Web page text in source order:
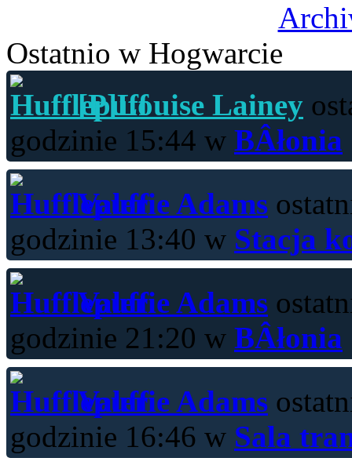
Ostatnio w Hogwarcie
[P]Louise Lainey
godzinie 15:44 w BÂłonia
Valerie Adams
godzinie 13:40 w Stacja
Valerie Adams
godzinie 21:20 w BÂłonia
Valerie Adams
godzinie 16:46 w Sala